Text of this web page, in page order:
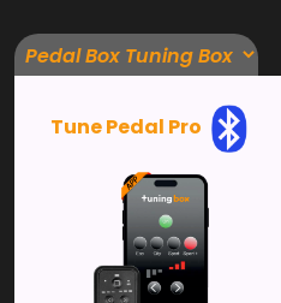
Tune Pedal Pro